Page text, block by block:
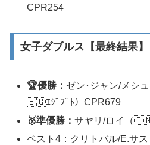
CPR254
女子ダブルス【最終結果】
🏆優勝： ゼン･ジャン/メシ
🇪🇬ｴｼﾞﾌﾟﾄ）CPR679
🥈準優勝：サヤリ/ロイ（
ベスト4：クリトバル/E.サ